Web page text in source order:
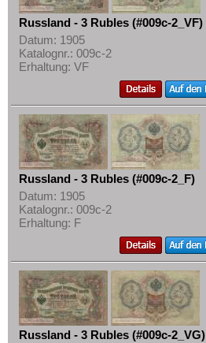
Russland - 3 Rubles (#009c-2_VF)
Datum: 1905
Katalognr.: 009c-2
Erhaltung: VF
Russland - 3 Rubles (#009c-2_F)
Datum: 1905
Katalognr.: 009c-2
Erhaltung: F
Russland - 3 Rubles (#009c-2_VG)